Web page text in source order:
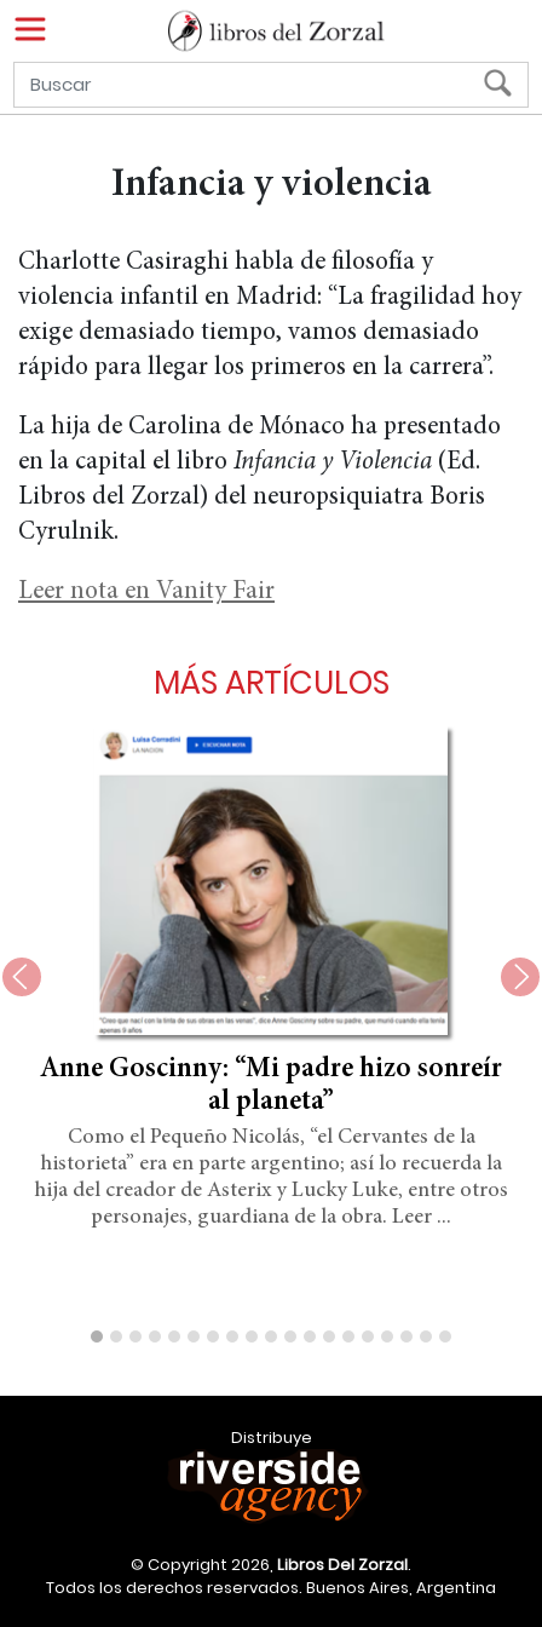
Infancia y violencia
Charlotte Casiraghi habla de filosofía y
violencia infantil en Madrid: “La fragilidad hoy
exige demasiado tiempo, vamos demasiado
rápido para llegar los primeros en la carrera”.
La hija de Carolina de Mónaco ha presentado
en la capital el libro Infancia y Violencia (Ed.
Libros del Zorzal) del neuropsiquiatra Boris
Cyrulnik.
Leer nota en Vanity Fair
MÁS ARTÍCULOS
Anne Goscinny: “Mi padre hizo sonreír
al planeta”
Como el Pequeño Nicolás, “el Cervantes de la
historieta” era en parte argentino; así lo recuerda la
hija del creador de Asterix y Lucky Luke, entre otros
personajes, guardiana de la obra. Leer ...
Distribuye
© Copyright 2026, Libros Del Zorzal.
Todos los derechos reservados. Buenos Aires, Argentina